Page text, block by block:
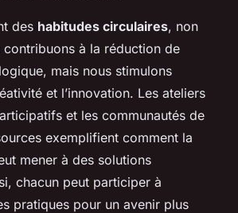
des habitudes circulaires, non
contribuons à la réduction de
mais nous stimulons
et l’innovation. Les ateliers
et les communautés de
exemplifient comment la
mener à des solutions
chacun peut participer à
pratiques pour un avenir plus